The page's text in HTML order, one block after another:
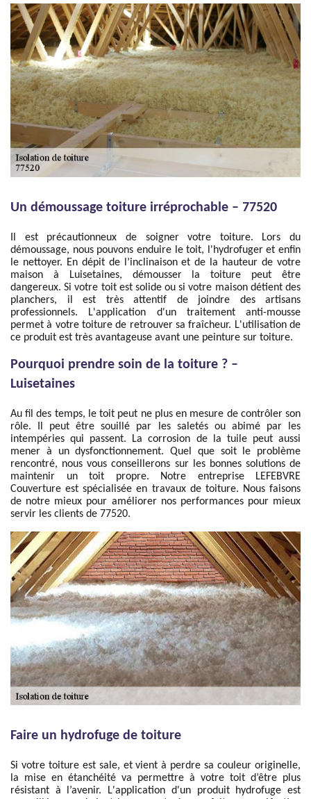
Un démoussage toiture irréprochable – 77520
Il est précautionneux de soigner votre toiture. Lors du
démoussage, nous pouvons enduire le toit, l'hydrofuger et enfin
le nettoyer. En dépit de l’inclinaison et de la hauteur de votre
maison à Luisetaines, démousser la toiture peut être
dangereux. Si votre toit est solide ou si votre maison détient des
planchers, il est très attentif de joindre des artisans
professionnels. L'application d'un traitement anti-mousse
permet à votre toiture de retrouver sa fraîcheur. L'utilisation de
ce produit est très avantageuse avant une peinture sur toiture.
Pourquoi prendre soin de la toiture ? –
Luisetaines
Au fil des temps, le toit peut ne plus en mesure de contrôler son
rôle. Il peut être souillé par les saletés ou abimé par les
intempéries qui passent. La corrosion de la tuile peut aussi
mener à un dysfonctionnement. Quel que soit le problème
rencontré, nous vous conseillerons sur les bonnes solutions de
maintenir un toit propre. Notre entreprise LEFEBVRE
Couverture est spécialisée en travaux de toiture. Nous faisons
de notre mieux pour améliorer nos performances pour mieux
servir les clients de 77520.
Faire un hydrofuge de toiture
Si votre toiture est sale, et vient à perdre sa couleur originelle,
la mise en étanchéité va permettre à votre toit d’être plus
résistant à l’avenir. L'application d'un produit hydrofuge est